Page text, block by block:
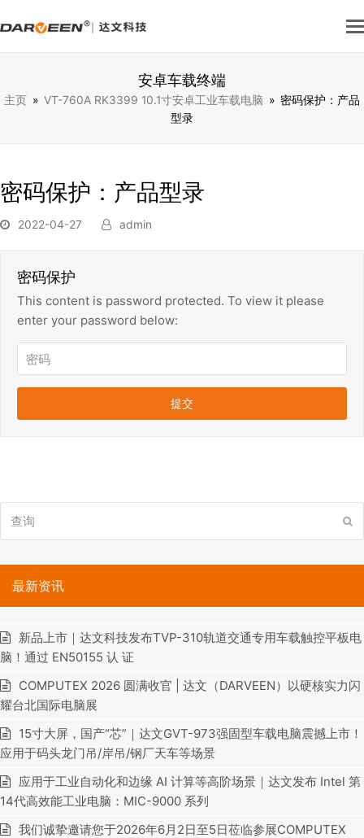
安卓车载终端
主页 » VT-760A RK3399 10.1寸安卓工业车载电脑 » 密码保护：产品
型录
密码保护：产品型录
2022-04-27 admin
密码保护
This content is password protected. To view it please
enter your password below:
询
最新资讯
新品上市｜达文科技发布TVP-310轨道交通专用车载触控平板电
脑！通过 EN50155 认 证
COMPUTEX 2026 圆满收官 | 达文（DARVEEN）以硬核实力闪
耀台北国际电脑展
15寸大屏，国产“芯”｜达文GVT-973强固型车载电脑震撼上市！
应用于码头龙门吊/岸吊/钢厂天车等场景
应用于工业自动化和边缘 AI 计算等高阶场景｜达文发布 Intel 第
14代高效能工业电脑：MIC-9000 系列
我们诚挚邀请您于2026年6月2日至5日莅临参展COMPUTEX